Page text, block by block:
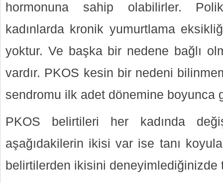
hormonuna sahip olabilirler.
kadınlarda kronik yumurtlama
yoktur. Ve başka bir nedene bağlı
vardır. PKOS kesin bir nedeni
sendromu ilk adet dönemine boyunca
PKOS belirtileri her kadında
aşağıdakilerin ikisi var ise tanı
belirtilerden ikisini deneyimlediğinizde